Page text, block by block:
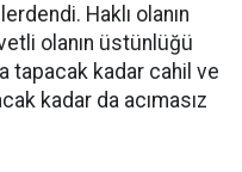
Haklı olanın
olanın üstünlüğü
tapacak kadar cahil ve
kadar da acımasız